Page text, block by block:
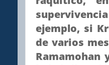
ejemplo, si
de varios
Ramamohan